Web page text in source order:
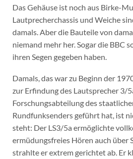
Das Gehäuse ist noch aus Birke-
Lautprecherchassis und Weiche
damals. Aber die Bauteile von
niemand mehr her. Sogar die BBC
ihren Segen gegeben haben.
Damals, das war zu Beginn der
zur Erfindung des Lautsprecher 3/
Forschungsabteilung des
Rundfunksenders geführt hat, ist
steht: Der LS3/5a ermöglichte
ermüdungsfreies Hören auch über
strahlte er extrem gerichtet ab. Er